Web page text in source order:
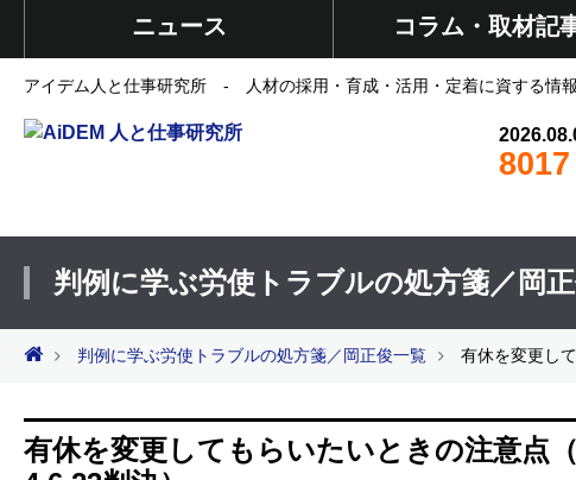
ニュース コラム・取材記
アイデム人と仕事研究所 - 人材の採用・育成・活用・定着に資する情
8017
判例に学ぶ労使トラブルの処方箋／岡
判例に学ぶ労使トラブルの処方箋／岡正俊一覧 有休を変更し
有休を変更してもらいたいときの注意点